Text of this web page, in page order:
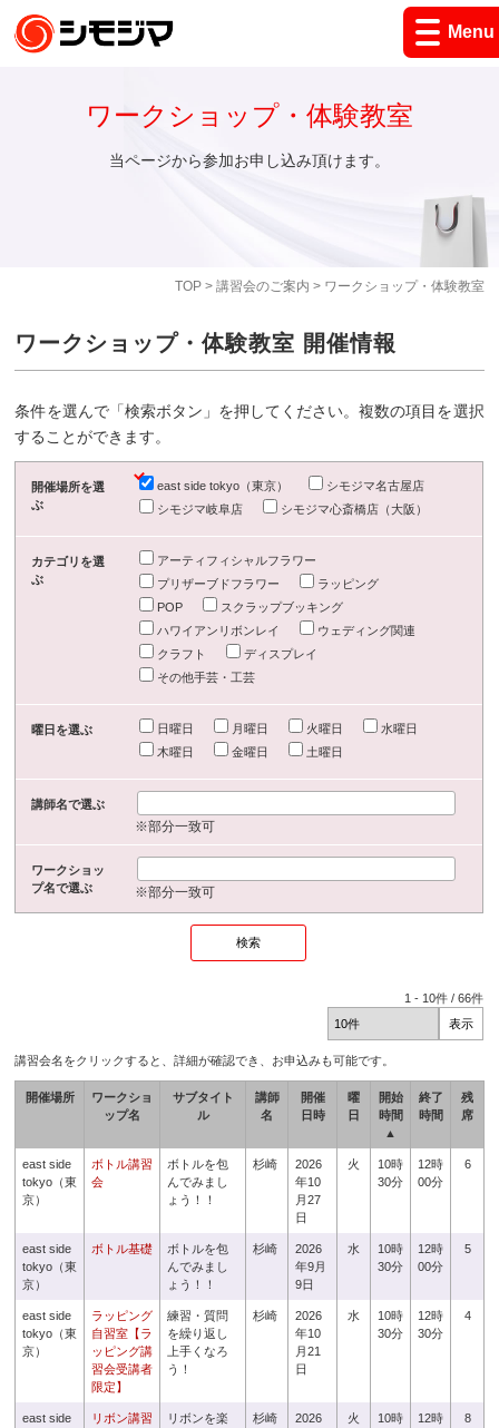
Menu
TOP> 講習会のご案内 > ワークショップ・体験教室
ワークショップ・体験教室
当ページから参加お申し込み頂けます。
ワークショップ・体験教室 開催情報
条件を選んで「検索ボタン」を押してください。複数の項目を選択
することができます。
開催場所を選
ぶ
east side tokyo（東京）
シモジマ名古屋店
シモジマ岐阜店
シモジマ心斎橋店（大阪）
カテゴリを選
ぶ
アーティフィシャルフラワー
プリザーブドフラワー
ラッピング
POP
スクラップブッキング
ハワイアンリボンレイ
ウェディング関連
クラフト
ディスプレイ
その他手芸・工芸
曜日を選ぶ 日曜日 月曜日 火曜日
水曜日
木曜日
金曜日 土曜日
講師名で選ぶ
※部分一致可
ワークショッ
プ名で選ぶ
※部分一致可
1 - 10件 /66件
講習会名をクリックすると、詳細が確認でき、お申込みも可能です。
開催場所
ワークショ
ップ名
サブタイト
ル
講師
名
開催
日時
曜
日
開始
時間
▲
終了
時間
残
席
east side
tokyo（東
京）
ボトル講習
会
ボトルを包
んでみまし
ょう！！
杉崎
2026
年10
月27
日
火
10時
30分
12時
00分
6
east side
tokyo（東
京）
ボトル基礎
ボトルを包
んでみまし
ょう！！
杉崎
2026
年9月
9日
水
10時
30分
12時
00分
5
east side
tokyo（東
京）
ラッピング
自習室【ラ
ッピング講
習会受講者
限定】
練習・質問
を繰り返し
上手くなろ
う！
杉崎
2026
年10
月21
日
水
10時
30分
12時
30分
4
east side
リボン講習
リボンを楽
杉崎
2026
火
10時
12時
8